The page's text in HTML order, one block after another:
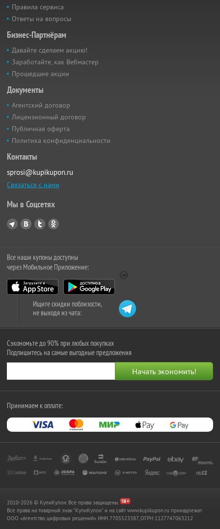
Правила сервиса
Ответы на вопросы
Бизнес-Партнёрам
Давайте сделаем акцию!
Заработайте, как Вебмастер
Прошедшие акции
Документы
Агентский договор
Лицензионный договор
Публичная оферта
Политика конфиденциальности
Контакты
sprosi@kupikupon.ru
Связаться с нами
Мы в Соцсетях
Все наши купоны доступны
через Мобильное Приложение:
Ищите скидки поблизости,
не выходя из чата:
Сэкономьте до 90% при любых покупках
Подпишитесь на самые выгодные предложения
Принимаем к оплате:
2010-2026 © КупиКупон. Все права защищены.
Все права на товарный знак "КупиКупон" и на сайт www.kupikupon.ru принадлежат
OOO «Агентство цифровых решений» ИНН 7705523387, ОГРН 1127747063212